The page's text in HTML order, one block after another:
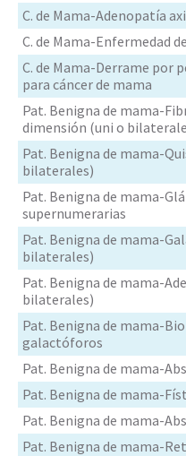
C. de Mama-Adenopatía
C. de Mama-Enfermedad
C. de Mama-Derrame por
para cáncer de mama
Pat. Benigna de mama-
dimensión (uni o
Pat. Benigna de mama-
bilaterales)
Pat. Benigna de mama-
supernumerarias
Pat. Benigna de mama-
bilaterales)
Pat. Benigna de mama-
bilaterales)
Pat. Benigna de mama-
galactóforos
Pat. Benigna de mama-
Pat. Benigna de mama-
Pat. Benigna de mama-
Pat. Benigna de mama-